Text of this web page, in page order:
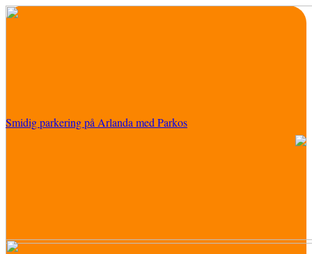
Smidig parkering på Arlanda med Parkos